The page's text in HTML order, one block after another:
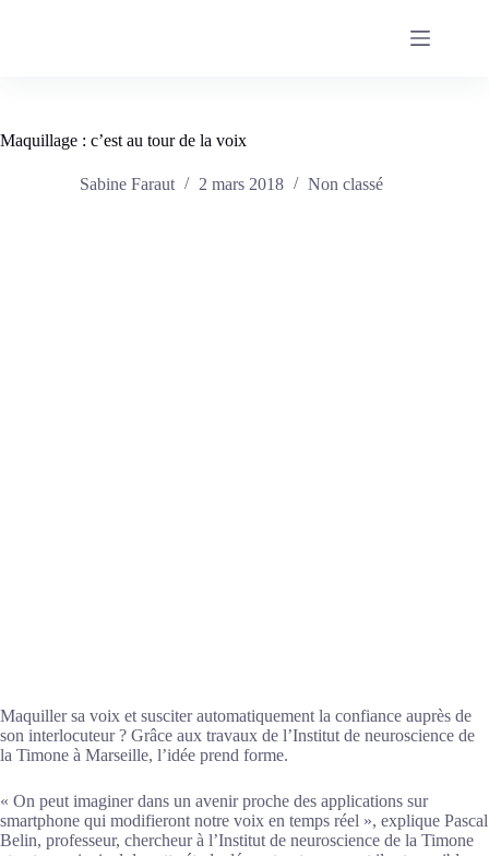
Maquillage : c’est au tour de la voix
Sabine Faraut 2 mars 2018 Non classé
Maquiller sa voix et susciter automatiquement la confiance auprès de
son interlocuteur ? Grâce aux travaux de l’Institut de neuroscience de
la Timone à Marseille, l’idée prend forme.
« On peut imaginer dans un avenir proche des applications sur
smartphone qui modifieront notre voix en temps réel », explique Pascal
Belin, professeur, chercheur à l’Institut de neuroscience de la Timone